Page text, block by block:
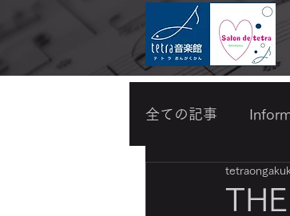
全ての記事
わらべうたベビ